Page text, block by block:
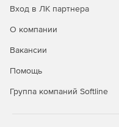
среды.
облачных сред и
атаки.
Вход в ЛК партнера
О компании
Вакансии
Помощь
Группа компаний Softline